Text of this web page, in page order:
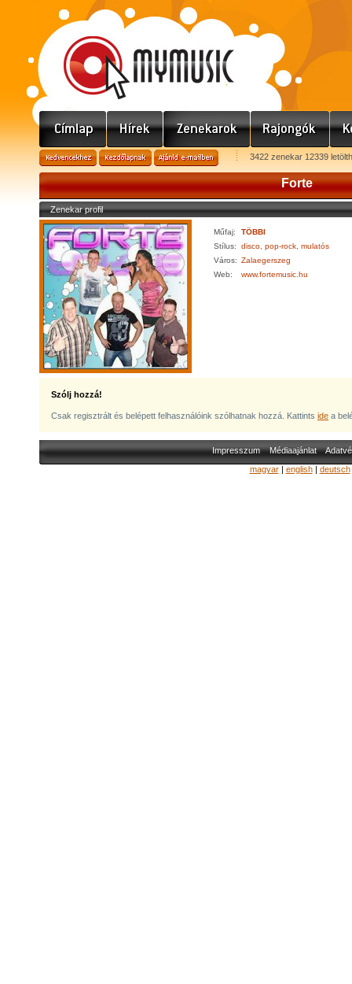
3422 zenekar 12339
Forte
Zenekar profil
Műfaj:
TÖBBI
Stílus:
disco, pop-rock, mulatós
Város: Zalaegerszeg
Web:
www.fortemusic.hu
Szólj hozzá!
Csak regisztrált és belépett felhasználóink szólhatnak hozzá. Kattints ide a
Impresszum Médiaajánlat
magyar| english| deutsch